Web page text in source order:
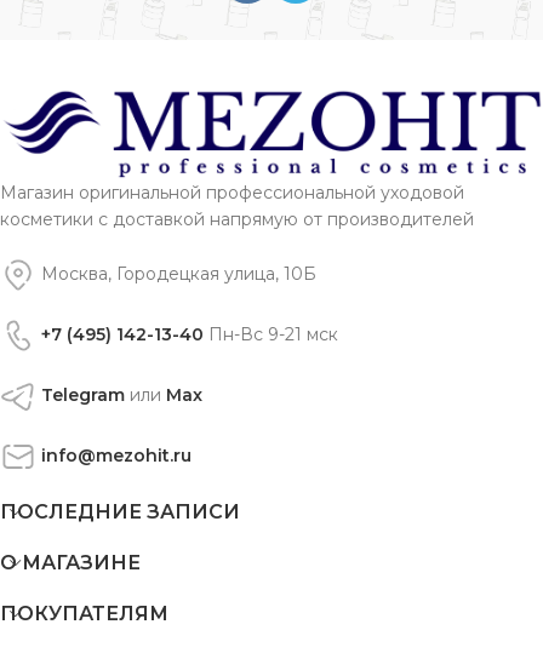
Магазин оригинальной профессиональной уходовой
косметики с доставкой напрямую от производителей
Москва, Городецкая улица, 10Б
+7 (495) 142-13-40 Пн-Вс 9-21 мск
Telegram или Max
info@mezohit.ru
ПОСЛЕДНИЕ ЗАПИСИ
О МАГАЗИНЕ
ПОКУПАТЕЛЯМ